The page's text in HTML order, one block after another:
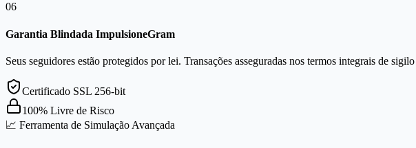
06
Garantia Blindada ImpulsioneGram
Seus seguidores estão protegidos por lei. Transações asseguradas nos termos integrais de
Certificado SSL 256-bit
100% Livre de Risco
📈 Ferramenta de Simulação Avançada